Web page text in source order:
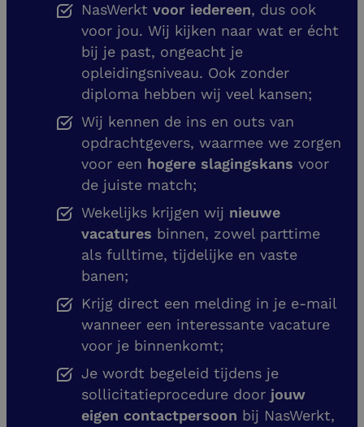
NasWerkt voor iedereen, dus ook
voor jou. Wij kijken naar wat er écht
bij je past, ongeacht je
opleidingsniveau. Ook zonder
diploma hebben wij veel kansen;
Wij kennen de ins en outs van
opdrachtgevers, waarmee we zorgen
voor een hogere slagingskans voor
de juiste match;
Wekelijks krijgen wij nieuwe
vacatures binnen, zowel parttime
als fulltime, tijdelijke en vaste
banen;
Krijg direct een melding in je e-mail
wanneer een interessante vacature
voor je binnenkomt;
Je wordt begeleid tijdens je
sollicitatieprocedure door jouw
eigen contactpersoon bij NasWerkt,